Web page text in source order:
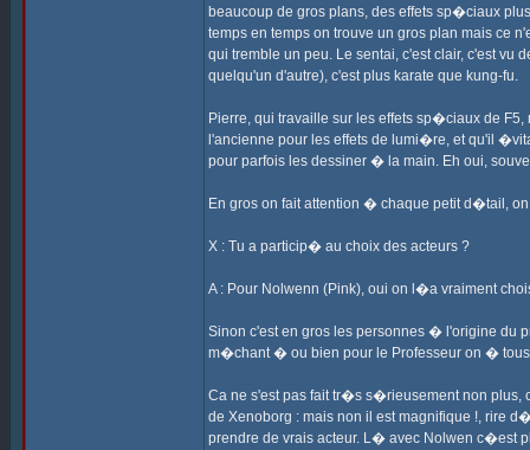
beaucoup de gros plans, des effets sp�ciaux
temps en temps on trouve un gros plan mais ce
qui tremble un peu. Le sentai, c'est clair, c'est
quelqu'un d'autre), c'est plus karate que kung-fu.
Pierre, qui travaille sur les effets sp�ciaux de
l'ancienne pour les effets de lumi�re, et qu'il
pour parfois les dessiner � la main. Eh oui,
En gros on fait attention � chaque petit d�tail,
X : Tu a particip� au choix des acteurs ?
A : Pour Nolwenn (Pink), oui on l�a vraiment
Sinon c'est en gros les personnes � l'origine du
m�chant � ou bien pour le Professeur on �
Ca ne s'est pas fait tr�s s�rieusement non plus,
de Xenoborg : mais non il est magnifique !, rire
prendre de vrais acteur. L� avec Nolwen c�est